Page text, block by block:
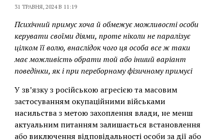
31 ТРАВНЯ, 2024 В 11:19
Психічний примус хоча й обмежує можливості особи
керувати своїми діями, проте ніколи не паралізує
цілком її волю, внаслідок чого ця особа все ж таки
має можливість обрати той або інший варіант
поведінки, як і при переборному фізичному примусі
У зв’язку з російською агресією та масовим
застосуванням окупаційними військами
насильства з метою захоплення влади, не менш
актуальним питанням залишається встановлення
або виключення відповідальності особи за дії або